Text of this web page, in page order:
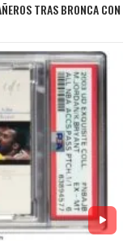
TRAS BRONCA CON